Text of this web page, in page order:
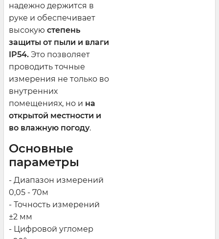
надежно держится в
руке и обеспечивает
высокую степень
защиты от пыли и влаги
IP54. Это позволяет
проводить точные
измерения не только во
внутренних
помещениях, но и на
открытой местности и
во влажную погоду.
Основные
параметры
- Диапазон измерений
0,05 - 70м
- Точность измерений
±2 мм
- Цифровой угломер